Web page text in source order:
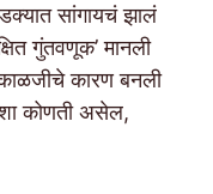
सांगायचं झालं
गुंतवणूक’ मानली
कारण बनली
कोणती असेल,